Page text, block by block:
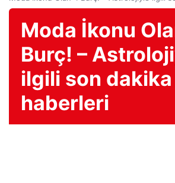
Moda İkonu
Burç! –
ilgili son dakika
haberleri